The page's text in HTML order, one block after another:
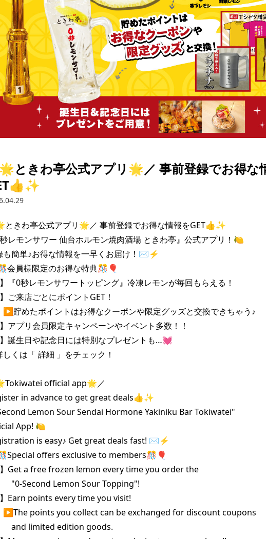
ときわ亭公式アプリ🌟／ 事前登録でお得な
ときわ亭公式アプリ🌟／ 事前登録でお得な情報をGET👍✨
秒レモンサワー 仙台ホルモン焼肉酒場 ときわ亭』公式アプリ！🍋
も簡単♪お得な情報を一早くお届け！✉️⚡️
会員様限定のお得な特典🎊🎈
】『0秒レモンサワートッピング』冷凍レモンが毎回もらえる！
】ご来店ごとにポイントGET！
めたポイントはお得なクーポンや限定グッズと交換できちゃう♪
】アプリ会員限定キャンペーンやイベント多数！！
】誕生日や記念日には特別なプレゼントも…💓
くは「 詳細 」をチェック！
official app🌟／
in advance to get great deals👍✨
Lemon Sour Sendai Hormone Yakiniku Bar Tokiwatei"
App! 🍋
is easy♪ Get great deals fast! ✉️⚡️
offers exclusive to members🎊🎈
】Get a free frozen lemon every time you order the
Second Lemon Sour Topping"!
】Earn points every time you visit!
points you collect can be exchanged for discount coupons
limited edition goods.